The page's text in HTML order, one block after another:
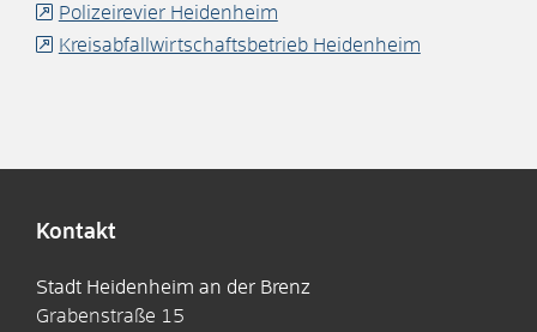
Polizeirevier Heidenheim
Kreisabfallwirtschaftsbetrieb Heidenheim
Kontakt
Stadt Heidenheim an der Brenz
Grabenstraße 15